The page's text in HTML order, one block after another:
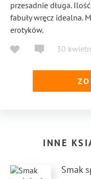
przesadnie długa.
fabuły wręcz idealna.
erotyków.
30
INNE
Smak